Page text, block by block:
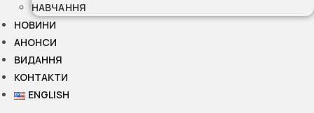
НАВЧАННЯ
НОВИНИ
АНОНСИ
ВИДАННЯ
КОНТАКТИ
ENGLISH